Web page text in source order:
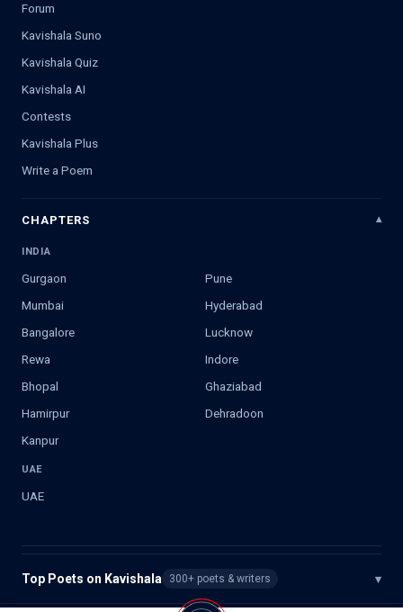
Forum
Kavishala Suno
Kavishala Quiz
Kavishala AI
Contests
Kavishala Plus
Write a Poem
CHAPTERS
INDIA
Gurgaon
Pune
Mumbai
Hyderabad
Bangalore
Lucknow
Rewa
Indore
Bhopal
Ghaziabad
Hamirpur
Dehradoon
Kanpur
UAE
UAE
Top Poets on Kavishala 300+ poets & writers ▾